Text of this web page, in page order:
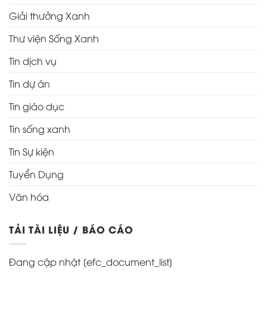
Giải thưởng Xanh
Thư viện Sống Xanh
Tin dịch vụ
Tin dự án
Tin giáo dục
Tin sống xanh
Tin Sự kiện
Tuyển Dụng
Văn hóa
TẢI TÀI LIỆU / BÁO CÁO
Đang cập nhật [efc_document_list]